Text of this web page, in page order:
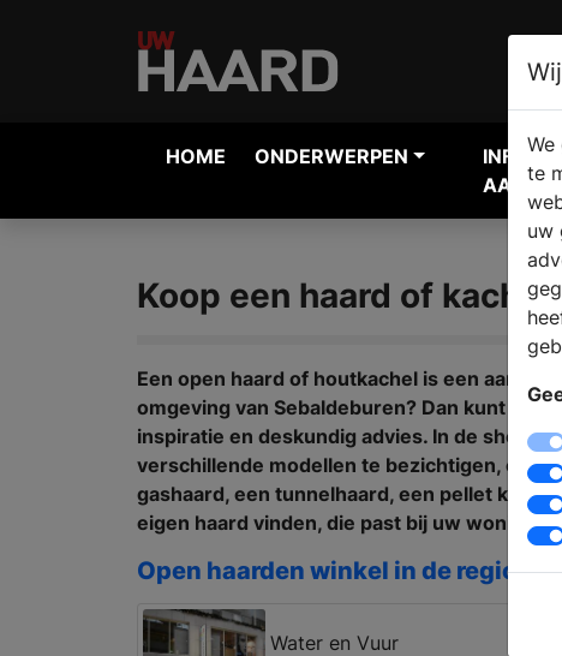
HOME ONDERWERPEN
Koop een haard of
Een open haard of houtkachel is een
omgeving van Sebaldeburen? Dan kunt u bij
inspiratie en deskundig advies. In de
verschillende modellen te bezichtigen, of het
gashaard, een tunnelhaard, een pellet
eigen haard vinden, die past bij uw woning,
Open haarden winkel in de regio
Water en Vuur
te
uw